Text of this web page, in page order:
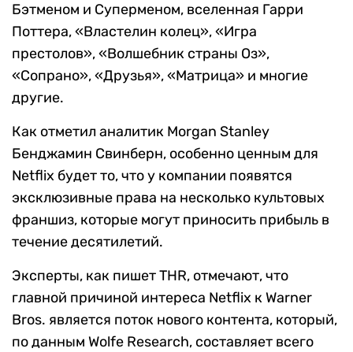
Бэтменом и Суперменом, вселенная Гарри
Поттера, «Властелин колец», «Игра
престолов», «Волшебник страны Оз»,
«Сопрано», «Друзья», «Матрица» и многие
другие.
Как отметил аналитик Morgan Stanley
Бенджамин Свинберн, особенно ценным для
Netflix будет то, что у компании появятся
эксклюзивные права на несколько культовых
франшиз, которые могут приносить прибыль в
течение десятилетий.
Эксперты, как пишет THR, отмечают, что
главной причиной интереса Netflix к Warner
Bros. является поток нового контента, который,
по данным Wolfe Research, составляет всего